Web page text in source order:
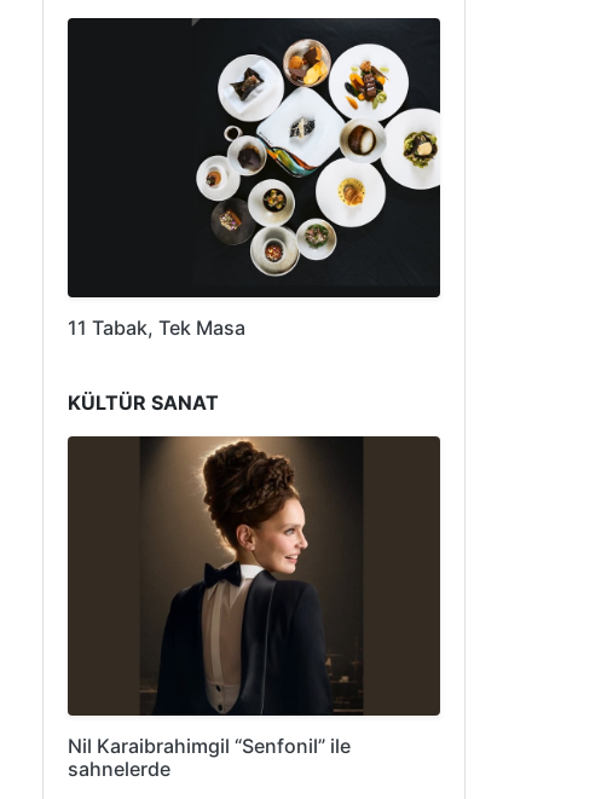
11 Tabak, Tek Masa
KÜLTÜR SANAT
Nil Karaibrahimgil “Senfonil” ile
sahnelerde